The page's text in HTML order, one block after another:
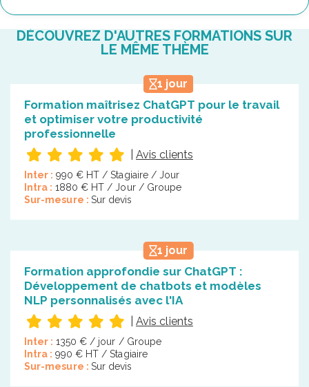
DÉCOUVREZ D'AUTRES FORMATIONS SUR
LE MÊME THÈME
1 jour
Formation maîtrisez ChatGPT pour le travail
et optimiser votre productivité
professionnelle
Avis clients
Inter : 990 € HT / Stagiaire / Jour
Intra : 1880 € HT / Jour / Groupe
Sur-mesure : Sur devis
1 jour
Formation approfondie sur ChatGPT :
Développement de chatbots et modèles
NLP personnalisés avec l'IA
Avis clients
Inter : 1350 € / jour / Groupe
Intra : 990 € HT / Stagiaire
Sur-mesure : Sur devis